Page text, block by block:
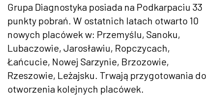
Grupa Diagnostyka posiada na Podkarpaciu 33
punkty pobrań. W ostatnich latach otwarto 10
nowych placówek w: Przemyślu, Sanoku,
Lubaczowie, Jarosławiu, Ropczycach,
Łańcucie, Nowej Sarzynie, Brzozowie,
Rzeszowie, Leżajsku. Trwają przygotowania do
otworzenia kolejnych placówek.